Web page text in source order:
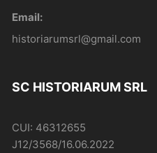
Email:
historiarumsrl@gmail.com
SC HISTORIARUM SRL
CUI: 46312655
J12/3568/16.06.2022